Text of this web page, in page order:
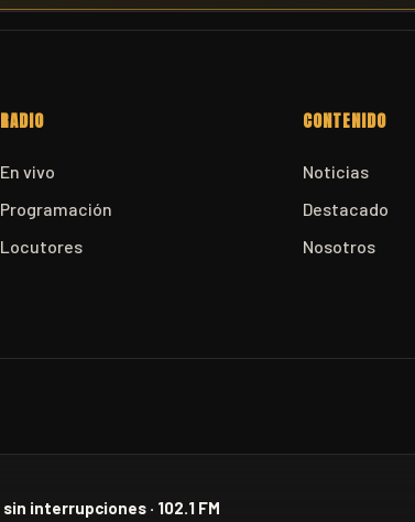
RADIO
En vivo
Programación
Locutores
CONTENIDO
Noticias
Destacado
Nosotros
interrupciones · 102.1 FM